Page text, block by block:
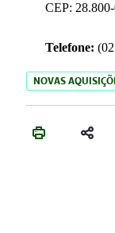
CEP:
Telefone:
NOVAS